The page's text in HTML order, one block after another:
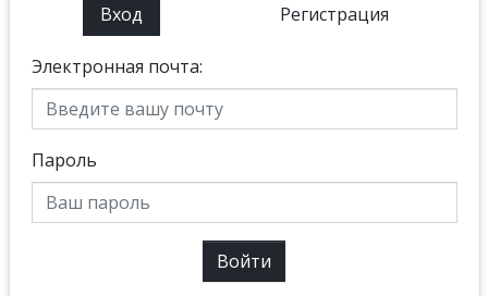
Вход Регистрация
Электронная почта:
Пароль
Войти